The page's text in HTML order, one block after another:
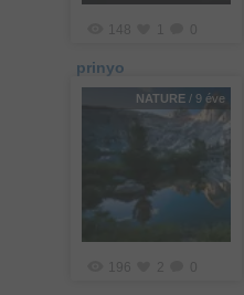
prinyo
NATURE / 9 éve
196 2